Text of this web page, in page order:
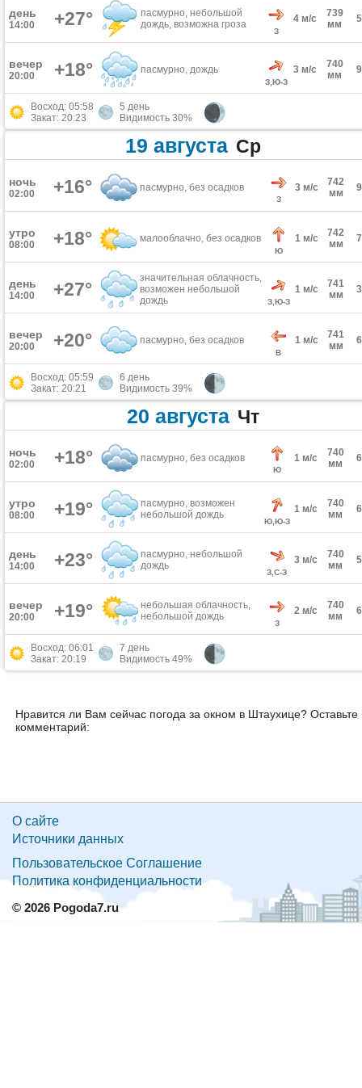
день
14:00 +27°
пасмурно, небольшой
дождь, возможна гроза
З
4 м/с
739
мм
вечер
20:00 +18° пасмурно, дождь
З,Ю-З
3 м/с
740
мм
Восход: 05:58
Закат: 20:23
5 день
Видимость 30%
19 августа Ср
ночь
02:00 +16° пасмурно, без осадков
З
3 м/с
742
мм
утро
08:00 +18° малооблачно, без осадков
Ю
1 м/с
742
мм
день
14:00 +27°
значительная облачность,
возможен небольшой
дождь
З,Ю-З
1 м/с
741
мм
вечер
20:00 +20° пасмурно, без осадков
В
1 м/с
741
мм
Восход: 05:59
Закат: 20:21
6 день
Видимость 39%
20 августа Чт
ночь
02:00 +18° пасмурно, без осадков
Ю
1 м/с
740
мм
утро
08:00 +19°
пасмурно, возможен
небольшой дождь
Ю,Ю-З
1 м/с
740
мм
день
14:00 +23°
пасмурно, небольшой
дождь
З,С-З
3 м/с
740
мм
вечер
20:00 +19°
небольшая облачность,
небольшой дождь
З
2 м/с
740
мм
Восход: 06:01
Закат: 20:19
7 день
Видимость 49%
Нравится ли Вам сейчас погода за окном в Штаухице? Оставьте
комментарий:
О сайте
Источники данных
Пользовательское Соглашение
Политика конфиденциальности
© 2026 Pogoda7.ru